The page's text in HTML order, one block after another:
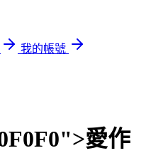
我的帳號
愛作